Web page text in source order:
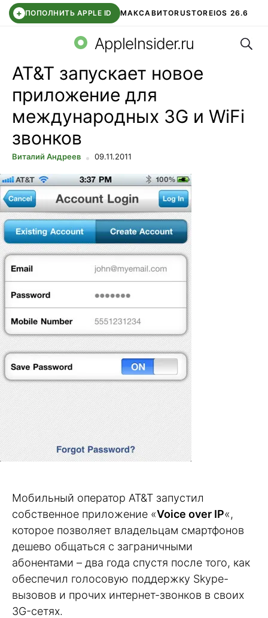
+ ПОПОЛНИТЬ APPLE ID МАКСАВИТОRUSTOREIOS 26.6
СБЕР КИДС ВТБ ОНЛАЙН ЧАТ В ROBLOX
AppleInsider.ru
AT&T запускает новое
приложение для
международных 3G и WiFi
звонков
Виталий Андреев 09.11.2011
Мобильный оператор AT&T запустил
собственное приложение «Voice over IP«,
которое позволяет владельцам смартфонов
дешево общаться с заграничными
абонентами – два года спустя после того, как
обеспечил голосовую поддержку Skype-
вызовов и прочих интернет-звонков в своих
3G-сетях.